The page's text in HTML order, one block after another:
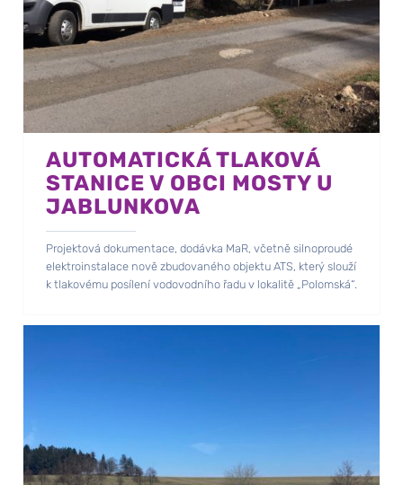
AUTOMATICKÁ TLAKOVÁ
STANICE V OBCI MOSTY U
JABLUNKOVA
Projektová dokumentace, dodávka MaR, včetně silnoproudé
elektroinstalace nově zbudovaného objektu ATS, který slouží
k tlakovému posílení vodovodního řadu v lokalitě „Polomská“.